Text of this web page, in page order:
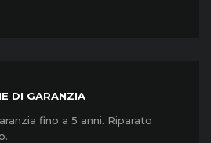
DI GARANZIA
fino a 5 anni. Riparato